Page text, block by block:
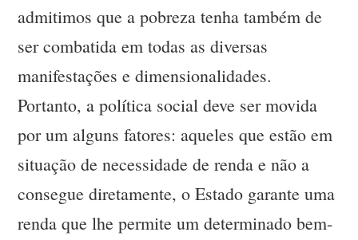
admitimos que a pobreza tenha também de
ser combatida em todas as diversas
manifestações e dimensionalidades.
Portanto, a política social deve ser movida
por um alguns fatores: aqueles que estão em
situação de necessidade de renda e não a
consegue diretamente, o Estado garante uma
renda que lhe permite um determinado bem-